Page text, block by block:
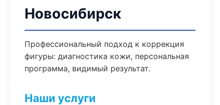
Новосибирск
Профессиональный подход к коррекция
фигуры: диагностика кожи, персональная
программа, видимый результат.
Наши услуги